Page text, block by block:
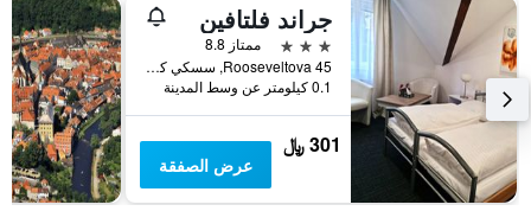
جراند فلتافين
3 نجوم
ممتاز 8.8
Rooseveltova 45, سسكي كروملوف, منطقة جنوب بوهيميا, جمهورية التشيك
0.1 كيلومتر عن وسط المدينة
301 ﷼
عرض الصفقة